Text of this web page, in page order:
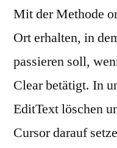
Mit der Methode
Ort erhalten, in
passieren soll,
Clear betätigt. In
EditText löschen
Cursor darauf